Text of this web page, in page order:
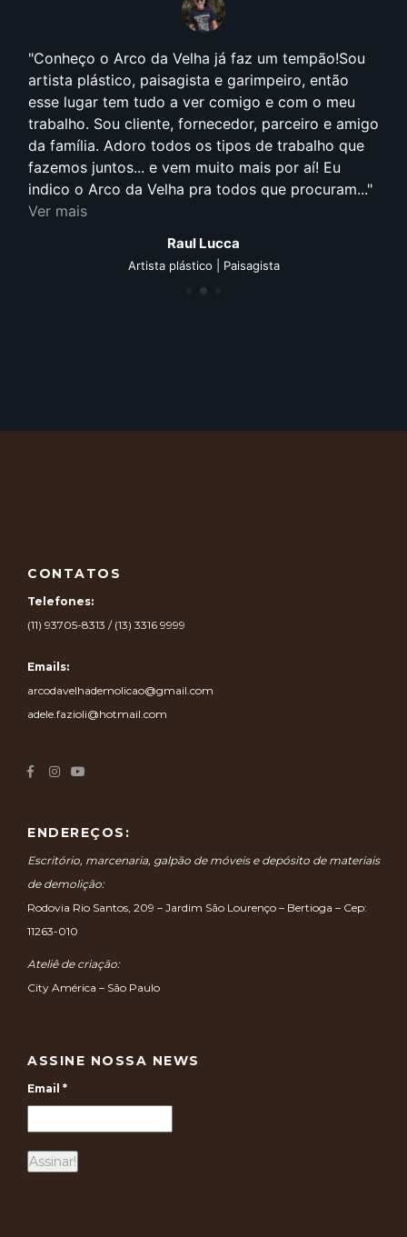
Conheço o Arco da Velha já faz um tempão!Sou
artista plástico, paisagista e garimpeiro, então
esse lugar tem tudo a ver comigo e com o meu
trabalho. Sou cliente, fornecedor, parceiro e amigo
da família. Adoro todos os tipos de trabalho que
fazemos juntos... e vem muito mais por aí! Eu
indico o Arco da Velha pra todos que procuram...
Ver mais
Raul Lucca
Artista plástico | Paisagista
CONTATOS
Telefones:
(11) 93705-8313 / (13) 3316 9999
Emails:
arcodavelhademolicao@gmail.com
adele.fazioli@hotmail.com
ENDEREÇOS:
Escritório, marcenaria, galpão de móveis e depósito de materiais
de demolição:
Rodovia Rio Santos, 209 – Jardim São Lourenço – Bertioga – Cep:
11263-010
Ateliê de criação:
City América – São Paulo
ASSINE NOSSA NEWS
Email *